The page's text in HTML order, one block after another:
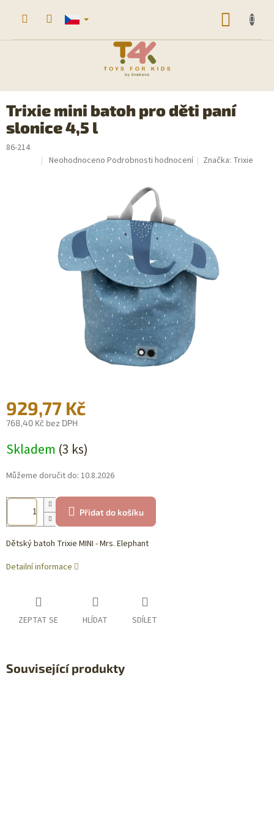
Trixie mini batoh pro děti paní
slonice 4,5 l
86-214
Průměrné
hvězdiček.
Neohodnoceno Podrobnosti hodnocení Značka: Trixie
929,77 Kč
768,40 Kč bez DPH
cena:
Skladem (3 ks)
Můžeme doručit do: 10.8.2026
Přidat do košíku
Dětský batoh Trixie MINI - Mrs. Elephant
Detailní informace
ZEPTAT SE HLÍDAT SDÍLET
Související produkty